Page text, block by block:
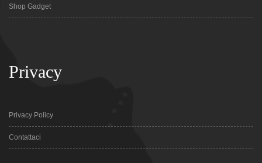
Shop Gadget
Privacy
Privacy Policy
Contattaci